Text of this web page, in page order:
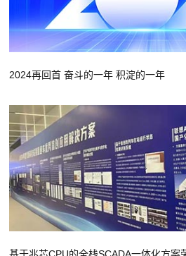
2024再回首 奋斗的一年 积淀的一年
基于兆芯CPU的全栈SCADA一体化方案